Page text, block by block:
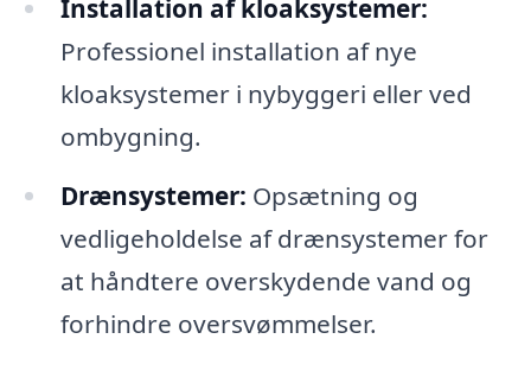
Installation af kloaksystemer:
Professionel installation af nye
kloaksystemer i nybyggeri eller ved
ombygning.
Drænsystemer: Opsætning og
vedligeholdelse af drænsystemer for
at håndtere overskydende vand og
forhindre oversvømmelser.